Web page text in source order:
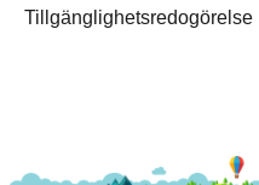
Tillgänglighetsredogörelse